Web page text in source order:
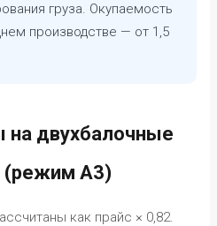
груза. Окупаемость
производстве — от 1,5
на двухбалочные
(режим А3)
как прайс × 0,82.